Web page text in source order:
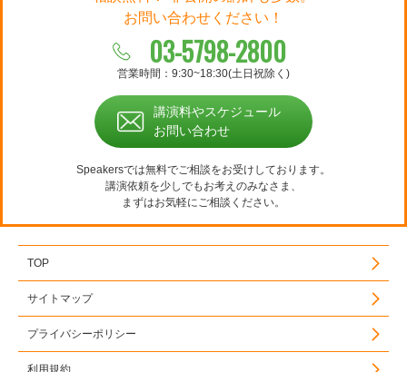
お問い合わせください！
03-5798-2800
営業時間：9:30~18:30(土日祝除く)
講演料やスケジュール
お問い合わせ
Speakersでは無料でご相談をお受けしております。
講演依頼を少しでもお考えのみなさま、
まずはお気軽にご相談ください。
TOP
サイトマップ
プライバシーポリシー